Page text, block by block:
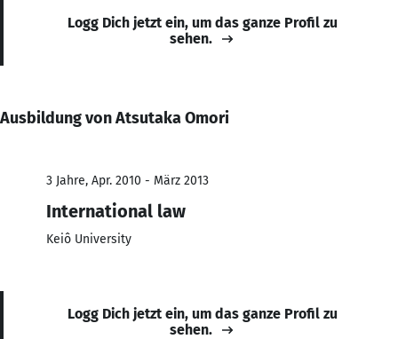
Logg Dich jetzt ein, um das ganze Profil zu
sehen.
Ausbildung von Atsutaka Omori
3 Jahre, Apr. 2010 - März 2013
International law
Keiô University
Logg Dich jetzt ein, um das ganze Profil zu
sehen.